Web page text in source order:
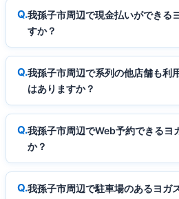
我孫子市周辺で現金払いができる
すか？
我孫子市周辺で系列の他店舗も利
はありますか？
我孫子市周辺でWeb予約できるヨ
か？
我孫子市周辺で駐車場のあるヨガ